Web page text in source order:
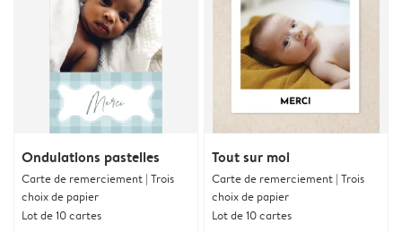
Ondulations pastelles
Carte de remerciement | Trois
choix de papier
Lot de 10 cartes
Tout sur moi
Carte de remerciement | Trois
choix de papier
Lot de 10 cartes